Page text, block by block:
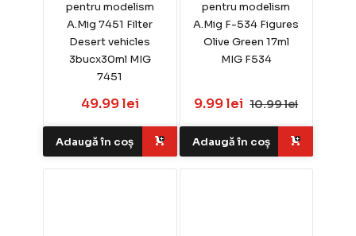
pentru modelism
A.Mig 7451 Filter
Desert vehicles
3bucx30ml MIG
7451
49.99 lei
Adaugă în coș
pentru modelism
A.Mig F-534 Figures
Olive Green 17ml
MIG F534
9.99 lei 10.99 lei
Adaugă în coș